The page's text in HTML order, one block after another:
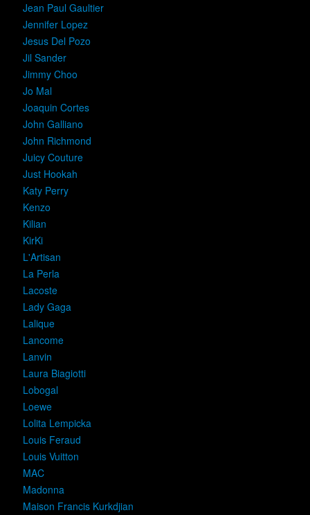
Jean Paul Gaultier
Jennifer Lopez
Jesus Del Pozo
Jil Sander
Jimmy Choo
Jo Mal
Joaquin Cortes
John Galliano
John Richmond
Juicy Couture
Just Hookah
Katy Perry
Kenzo
Kilian
KirKi
L'Artisan
La Perla
Lacoste
Lady Gaga
Lalique
Lancome
Lanvin
Laura Biagiotti
Lobogal
Loewe
Lolita Lempicka
Louis Feraud
Louis Vuitton
MAC
Madonna
Maison Francis Kurkdjian